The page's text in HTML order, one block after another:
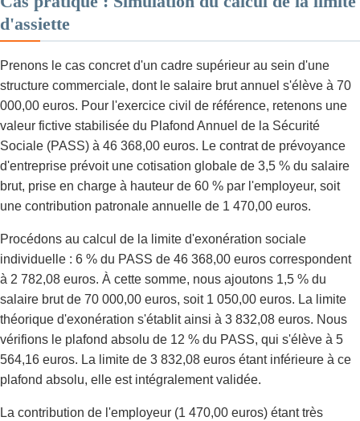
d'assiette
Prenons le cas concret d'un cadre supérieur au sein d'une
structure commerciale, dont le salaire brut annuel s'élève à 70
000,00 euros. Pour l'exercice civil de référence, retenons une
valeur fictive stabilisée du Plafond Annuel de la Sécurité
Sociale (PASS) à 46 368,00 euros. Le contrat de prévoyance
d'entreprise prévoit une cotisation globale de 3,5 % du salaire
brut, prise en charge à hauteur de 60 % par l'employeur, soit
une contribution patronale annuelle de 1 470,00 euros.
Procédons au calcul de la limite d'exonération sociale
individuelle : 6 % du PASS de 46 368,00 euros correspondent
à 2 782,08 euros. À cette somme, nous ajoutons 1,5 % du
salaire brut de 70 000,00 euros, soit 1 050,00 euros. La limite
théorique d'exonération s'établit ainsi à 3 832,08 euros. Nous
vérifions le plafond absolu de 12 % du PASS, qui s'élève à 5
564,16 euros. La limite de 3 832,08 euros étant inférieure à ce
plafond absolu, elle est intégralement validée.
La contribution de l'employeur (1 470,00 euros) étant très